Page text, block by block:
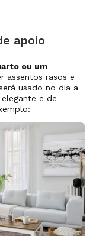
apoio
ou um
assentos rasos e
usado no dia a
e de